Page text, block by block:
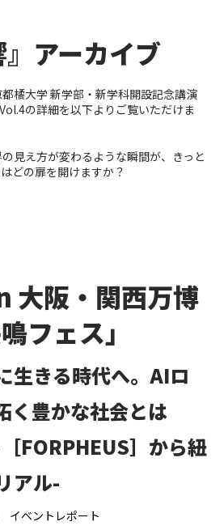
』アーカイブ
橘大学 新学部・新学科開設記念講演
の詳細を以下よりご覧いただけま
見え方が変わるような瞬間が、きっと
どの扉を開けますか？
大阪・関西万博
フェス」
生きる時代へ。AIロ
く豊かな社会とは
FORPHEUS］から紐
アル-
イベントレポート